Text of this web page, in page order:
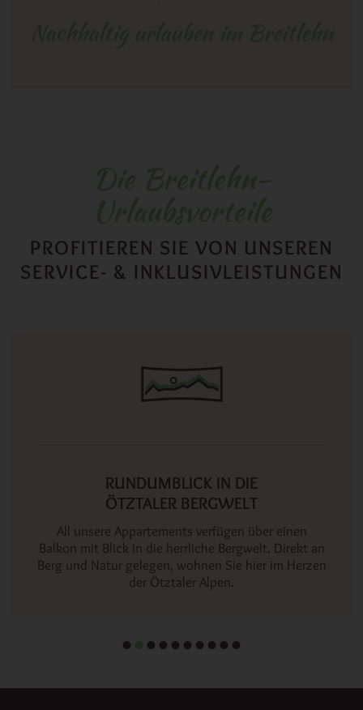
PROFITIEREN SIE VON UNSEREN
SERVICE- & INKLUSIVLEISTUNGEN
BERGSPORT
MIT PROFIS
Erleben Sie beeindruckende Bergwanderungen,
Gletschertouren oder viele weitere Facetten des
Bergsports – natürlich mit einem Profi an Ihrer
Seite!